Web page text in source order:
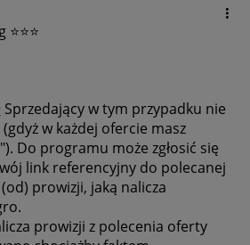
Sprzedający w tym przypadku nie
w każdej ofercie masz
Do programu może zgłosić się
link referencyjny do polecanej
prowizji, jaką nalicza
prowizji z polecenia oferty